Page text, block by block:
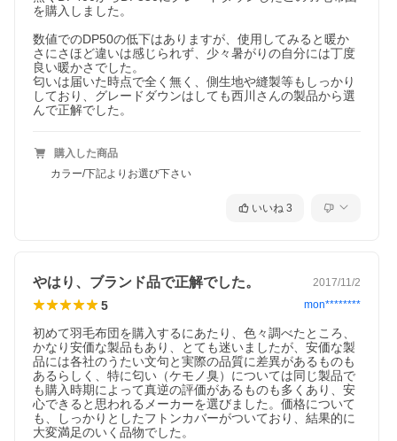
ダウン洗浄から製品仕上げまで、しっかり日本製
この商品は日本国内で製品化された羽毛ふとんです。
西川独自のダウン加工でふわふわの清潔なダウンに、
縫製も国内、丁寧に仕立てられた日本製です。安心し
てお使い頂けます。
を購入しました。
数値でのDP50の低下はありますが、使用してみると暖か
さにさほど違いは感じられず、少々暑がりの自分には丁度
良い暖かさでした。
匂いは届いた時点で全く無く、側生地や縫製等もしっかり
しており、グレードダウンはしても西川さんの製品から選
んで正解でした。
購入した商品
カラー/下記よりお選び下さい
いいね 3
やはり、ブランド品で正解でした。 2017/11/2
5 mon********
初めて羽毛布団を購入するにあたり、色々調べたところ、
かなり安価な製品もあり、とても迷いましたが、安価な製
品には各社のうたい文句と実際の品質に差異があるものも
あるらしく、特に匂い（ケモノ臭）については同じ製品で
も購入時期によって真逆の評価があるものも多くあり、安
心できると思われるメーカーを選びました。価格について
も、しっかりとしたフトンカバーがついており、結果的に
大変満足のいく品物でした。